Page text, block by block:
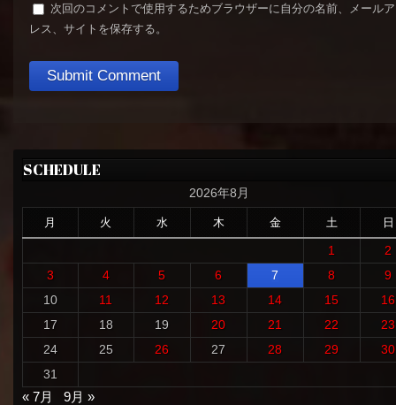
次回のコメントで使用するためブラウザーに自分の名前、メール
レス、サイトを保存する。
SCHEDULE
2026年8月
月 火 水 木 金 土 日
1
2
3
4 5 6 7 8
9
10
11 12 13 14 15
16
17
18 19 20 21 22
23
24
25 26 27 28 29
30
31
« 7月
9月 »